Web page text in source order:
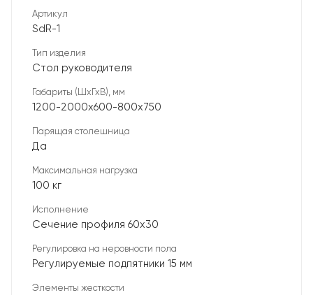
Артикул
SdR-1
Тип изделия
Стол руководителя
Габариты (ШхГхВ), мм
1200-2000х600-800х750
Парящая столешница
Да
Максимальная нагрузка
100 кг
Исполнение
Сечение профиля 60х30
Регулировка на неровности пола
Регулируемые подпятники 15 мм
Элементы жесткости